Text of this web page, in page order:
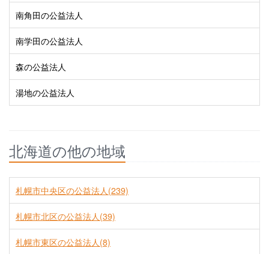
南角田の公益法人
南学田の公益法人
森の公益法人
湯地の公益法人
北海道の他の地域
札幌市中央区の公益法人(239)
札幌市北区の公益法人(39)
札幌市東区の公益法人(8)